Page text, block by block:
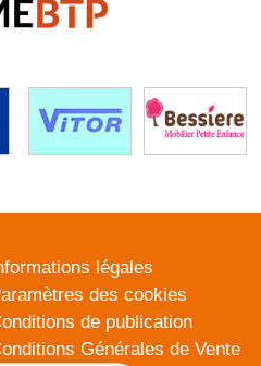
légales
des cookies
de publication
Générales de Vente